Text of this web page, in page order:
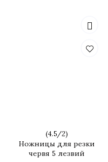
(4.5/2)
Ножницы для резки
червя 5 лезвий